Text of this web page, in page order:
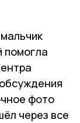
помогла
фото
через все